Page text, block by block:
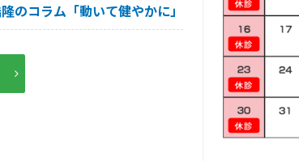
コラム「動いて健やかに」